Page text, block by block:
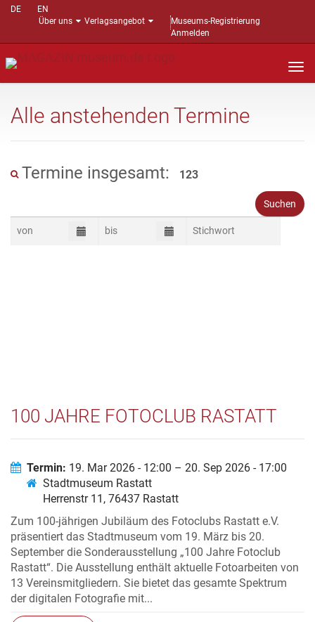
DE
EN
Über uns
Verlagsangebot
Museums-Registrierung
Anmelden
Alle anstehenden Termine
Termine insgesamt: 123
100 JAHRE FOTOCLUB RASTATT
Termin: 19. Mar 2026 - 12:00 – 20. Sep 2026 - 17:00
Stadtmuseum Rastatt
Herrenstr 11, 76437 Rastatt
Zum 100-jährigen Jubiläum des Fotoclubs Rastatt e.V.
präsentiert das Stadtmuseum vom 19. März bis 20.
September die Sonderausstellung „100 Jahre Fotoclub
Rastatt“. Die Ausstellung enthält aktuelle Fotoarbeiten von
13 Vereinsmitgliedern. Sie bietet das gesamte Spektrum
der digitalen Fotografie mit...